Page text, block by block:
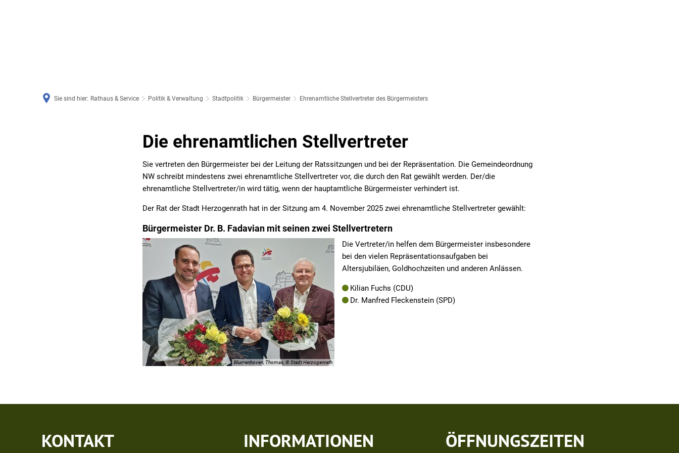
Sie sind hier: Rathaus & Service Politik & Verwaltung Stadtpolitik Bürgermeister Ehrenamtliche Stellvertreter des Bürgermeisters
Die ehrenamtlichen Stellvertreter
Sie vertreten den Bürgermeister bei der Leitung der Ratssitzungen und bei der Repräsentation. Die Gemeindeordnung
NW schreibt mindestens zwei ehrenamtliche Stellvertreter vor, die durch den Rat gewählt werden. Der/die
ehrenamtliche Stellvertreter/in wird tätig, wenn der hauptamtliche Bürgermeister verhindert ist.
Der Rat der Stadt Herzogenrath hat in der Sitzung am 4. November 2025 zwei ehrenamtliche Stellvertreter gewählt:
Bürgermeister Dr. B. Fadavian mit seinen zwei Stellvertretern
Blumenhoven, Thomas, © Stadt Herzogenrath
Die Vertreter/in helfen dem Bürgermeister insbesondere
bei den vielen Repräsentationsaufgaben bei
Altersjubiläen, Goldhochzeiten und anderen Anlässen.
Kilian Fuchs (CDU)
Dr. Manfred Fleckenstein (SPD)
KONTAKT INFORMATIONEN ÖFFNUNGSZEITEN